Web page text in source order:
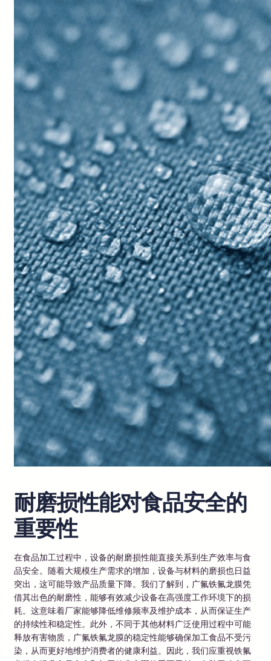
耐磨损性能对食品安全的
重要性
在食品加工过程中，设备的耐磨损性能直接关系到生产效率与食
品安全。随着大规模生产需求的增加，设备与材料的磨损也日益
突出，这可能导致产品质量下降。我们了解到，广氟铁氟龙膜凭
借其出色的耐磨性，能够有效减少设备在高强度工作环境下的损
耗。这意味着厂家能够降低维修频率及维护成本，从而保证生产
的持续性和稳定性。此外，不同于其他材料广泛使用过程中可能
释放有害物质，广氟铁氟龙膜的稳定性能够确保加工食品不受污
染，从而更好地维护消费者的健康利益。因此，我们应重视铁氟